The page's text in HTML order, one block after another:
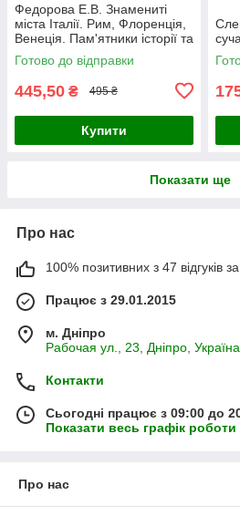
Федорова Е.В. Знамениті
міста Італії. Рим, Флоренція,
Венеція. Пам'ятники історії та
культури (б/у).
Готово до відправки
445,50 ₴ 495 ₴
Купити
Показати ще
Про нас
100% позитивних з 47 відгуків за
Працює з 29.01.2015
м. Дніпро
Рабочая ул., 23, Дніпро, Україна
Контакти
Сьогодні працює з 09:00 до
Показати весь графік роботи
Про нас